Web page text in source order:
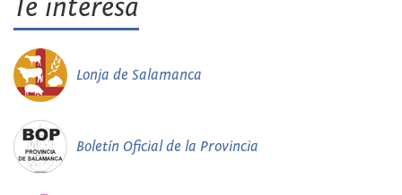
Te interesa
Lonja de Salamanca
Boletín Oficial de la Provincia